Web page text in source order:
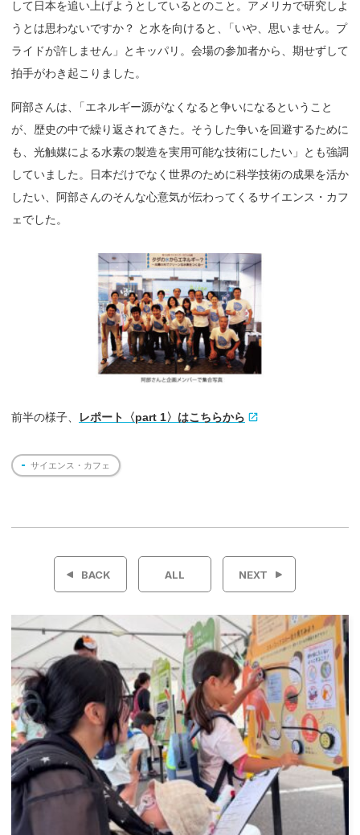
して日本を追い上げようとしているとのこと。アメリカで研究しよ
うとは思わないですか？ と水を向けると
「いや、思いません。プ
ライドが許しません」とキッパリ。会場の参加者から、期せずして
拍手がわき起こりました。
阿部さんは
「エネルギー源がなくなると争いになるということ
が、歴史の中で繰り返されてきた。そうした争いを回避するために
も、光触媒による水素の製造を実用可能な技術にしたい」とも強調
していました。日本だけでなく世界のために科学技術の成果を活か
したい、阿部さんのそんな心意気が伝わってくるサイエンス・カフ
ェでした。
前半の様子、 レポート〈part 1〉はこちらから
サイエンス・カフェ
投
ビ
ゲ
ー
シ
ョ
ン
BACK ALL NEXT